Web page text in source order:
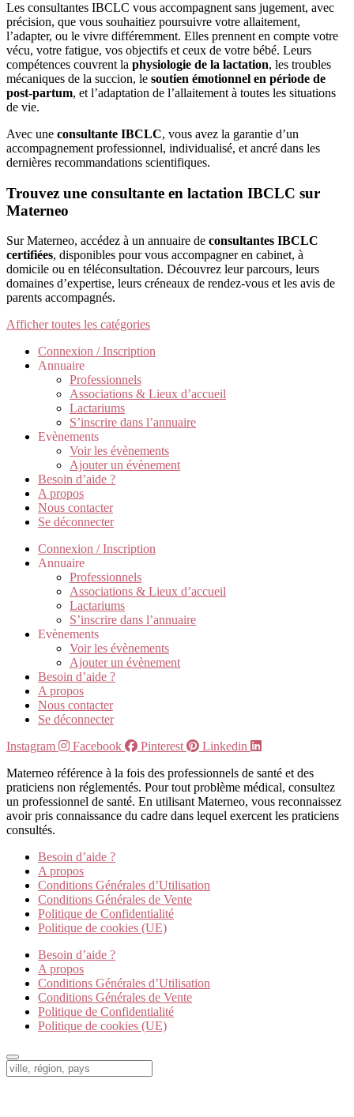
Les consultantes IBCLC vous accompagnent sans jugement, avec
précision, que vous souhaitiez poursuivre votre allaitement,
l’adapter, ou le vivre différemment. Elles prennent en compte votre
vécu, votre fatigue, vos objectifs et ceux de votre bébé. Leurs
compétences couvrent la physiologie de la lactation, les troubles
mécaniques de la succion, le soutien émotionnel en période de
post-partum, et l’adaptation de l’allaitement à toutes les situations
de vie.
Avec une consultante IBCLC, vous avez la garantie d’un
accompagnement professionnel, individualisé, et ancré dans les
dernières recommandations scientifiques.
Trouvez une consultante en lactation IBCLC sur
Materneo
Sur Materneo, accédez à un annuaire de consultantes IBCLC
certifiées, disponibles pour vous accompagner en cabinet, à
domicile ou en téléconsultation. Découvrez leur parcours, leurs
domaines d’expertise, leurs créneaux de rendez-vous et les avis de
parents accompagnés.
Afficher toutes les catégories
Connexion / Inscription
Annuaire
Professionnels
Associations & Lieux d’accueil
Lactariums
S’inscrire dans l’annuaire
Evènements
Voir les évènements
Ajouter un évènement
Besoin d’aide ?
A propos
Nous contacter
Se déconnecter
Connexion / Inscription
Annuaire
Professionnels
Associations & Lieux d’accueil
Lactariums
S’inscrire dans l’annuaire
Evènements
Voir les évènements
Ajouter un évènement
Besoin d’aide ?
A propos
Nous contacter
Se déconnecter
Instagram
Facebook Pinterest
Linkedin
Materneo référence à la fois des professionnels de santé et des
praticiens non réglementés. Pour tout problème médical, consultez
un professionnel de santé. En utilisant Materneo, vous reconnaissez
avoir pris connaissance du cadre dans lequel exercent les praticiens
consultés.
Besoin d’aide ?
A propos
Conditions Générales d’Utilisation
Conditions Générales de Vente
Politique de Confidentialité
Politique de cookies (UE)
Besoin d’aide ?
A propos
Conditions Générales d’Utilisation
Conditions Générales de Vente
Politique de Confidentialité
Politique de cookies (UE)